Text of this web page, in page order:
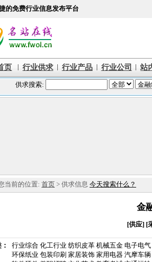
的免费行业信息发布平台
页 | 行业供求 | 行业产品 | 行业公司 | 站
当前的位置: 首页 > 供求信息 今天搜索什么？
金
[供应] [
行业综合 化工行业 纺织皮革 机械五金 电子电气
环保纸业 包装印刷 家居装饰 家用电器 汽摩车辆